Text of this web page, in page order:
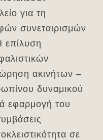
για τη
συνεταιρισμών
ακινήτων –
δυναμικού
εφαρμογή του
σε